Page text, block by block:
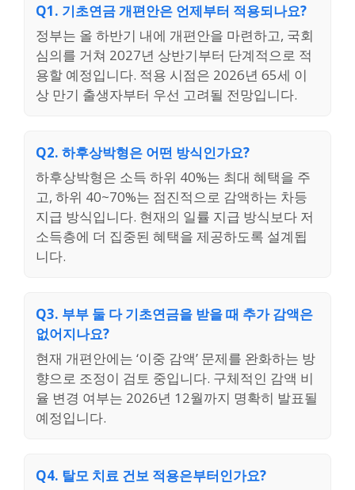
Q1. 기초연금 개편안은 언제부터 적용되나요?
정부는 올 하반기 내에 개편안을 마련하고, 국회
심의를 거쳐 2027년 상반기부터 단계적으로 적
용할 예정입니다. 적용 시점은 2026년 65세 이
상 만기 출생자부터 우선 고려될 전망입니다.
Q2. 하후상박형은 어떤 방식인가요?
하후상박형은 소득 하위 40%는 최대 혜택을 주
고, 하위 40~70%는 점진적으로 감액하는 차등
지급 방식입니다. 현재의 일률 지급 방식보다 저
소득층에 더 집중된 혜택을 제공하도록 설계됩
니다.
Q3. 부부 둘 다 기초연금을 받을 때 추가 감액은
없어지나요?
현재 개편안에는 ‘이중 감액’ 문제를 완화하는 방
향으로 조정이 검토 중입니다. 구체적인 감액 비
율 변경 여부는 2026년 12월까지 명확히 발표될
예정입니다.
Q4. 탈모 치료 건보 적용은부터인가요?